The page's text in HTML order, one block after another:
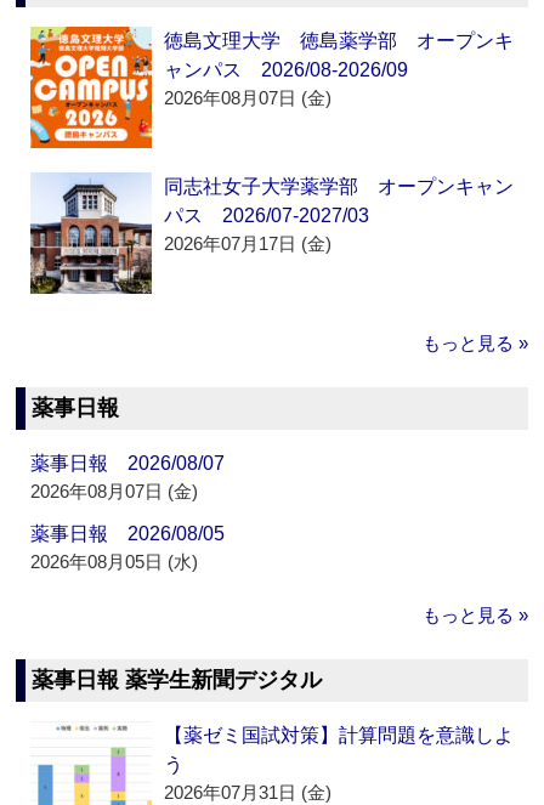
徳島文理大学 徳島薬学部 オープンキ
ャンパス 2026/08-2026/09
2026年08月07日 (金)
同志社女子大学薬学部 オープンキャン
パス 2026/07-2027/03
2026年07月17日 (金)
もっと見る »
薬事日報
薬事日報 2026/08/07
2026年08月07日 (金)
薬事日報 2026/08/05
2026年08月05日 (水)
もっと見る »
薬事日報 薬学生新聞デジタル
【薬ゼミ国試対策】計算問題を意識しよ
う
2026年07月31日 (金)